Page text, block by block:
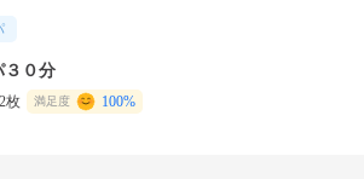
３０分
2枚 満足度 100%